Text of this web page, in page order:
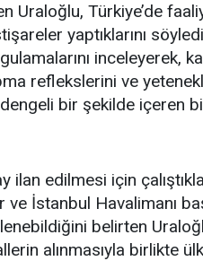
Uraloğlu, Türkiye’de
yaptıklarını
inceleyerek,
reflekslerini ve
bir şekilde içeren
ilan edilmesi için
ve İstanbul Havalimanı
belirten
alınmasıyla birlikte